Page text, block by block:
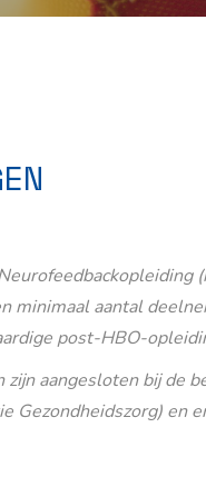
minimaal aantal
post-HBO-
aangesloten bij de
Gezondheidszorg) en